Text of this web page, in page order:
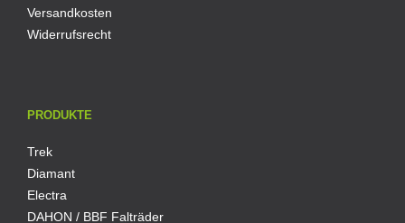
Versandkosten
Widerrufsrecht
PRODUKTE
Trek
Diamant
Electra
DAHON / BBF Falträder